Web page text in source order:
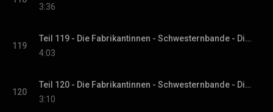
3:36
119
Teil 119 - Die Fabrikantinnen - Schwesternbande - Die Fabrikantinnen-Saga, Band 1
4:03
120
Teil 120 - Die Fabrikantinnen - Schwesternbande - Die Fabrikantinnen-Saga, Band 1
3:10